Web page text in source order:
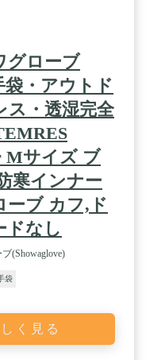
グローブ
袋・アウトド
ス・透湿完全
Mサイズ ブ
寒インナー
ーブ カフ,ド
ドなし
(Showaglove)
袋
く見る